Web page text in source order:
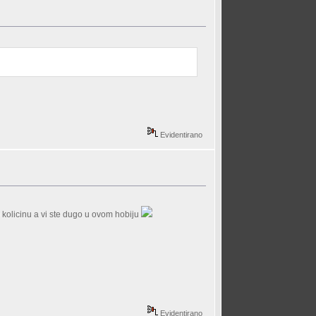
Evidentirano
a vi ste dugo u ovom hobiju
Evidentirano